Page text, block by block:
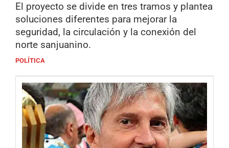
El proyecto se divide en tres tramos y plantea
soluciones diferentes para mejorar la
seguridad, la circulación y la conexión del
norte sanjuanino.
POLÍTICA